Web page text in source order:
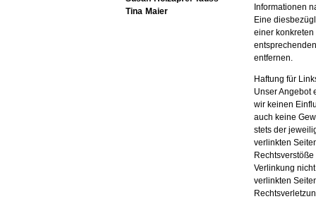
Informationen
Eine
einer
entfernen.
Haftung für
Unser Angebot
wir keinen
auch keine
stets der
verlinkten
Verlinkung
verlinkten
Tina Maier